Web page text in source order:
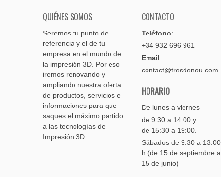
QUIÉNES SOMOS
Seremos tu punto de
referencia y el de tu
empresa en el mundo de
la impresión 3D. Por eso
iremos renovando y
ampliando nuestra oferta
de productos, servicios e
informaciones para que
saques el máximo partido
a las tecnologías de
Impresión 3D.
CONTACTO
Teléfono:
+34 932 696 961
Email:
contact@tresdenou.com
HORARIO
De lunes a viernes
de 9:30 a 14:00 y
de 15:30 a 19:00.
Sábados de 9:30 a
h (de 15 de septiembre a
15 de junio)